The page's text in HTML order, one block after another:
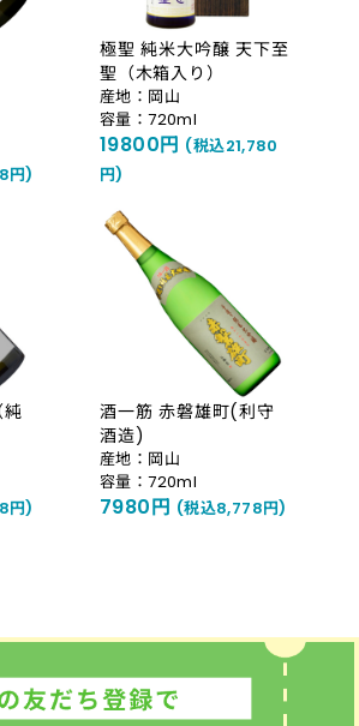
円)
極聖 純米大吟醸 天下至
聖（木箱入り）
産地：岡山
容量：720ml
19800円 (税込21,780
円)
純
円)
酒一筋 赤磐雄町(利守
酒造)
産地：岡山
容量：720ml
7980円 (税込8,778円)